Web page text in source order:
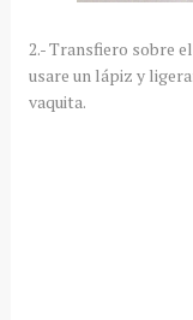
2.- Transfiero sobre
usare un lápiz y
vaquita.